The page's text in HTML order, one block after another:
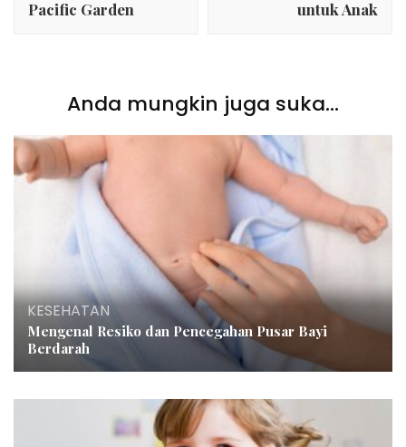
Pacific Garden untuk Anak
Anda mungkin juga suka...
KESEHATAN
Mengenal Resiko dan Pencegahan Pusar Bayi
Berdarah